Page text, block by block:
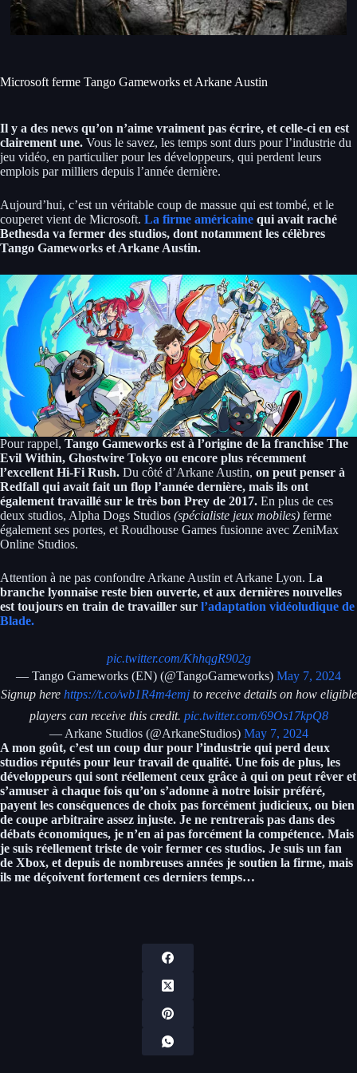
Microsoft ferme Tango Gameworks et Arkane Austin
Il y a des news qu’on n’aime vraiment pas écrire, et celle-ci en est
clairement une. Vous le savez, les temps sont durs pour l’industrie du
jeu vidéo, en particulier pour les développeurs, qui perdent leurs
emplois par milliers depuis l’année dernière.
Aujourd’hui, c’est un véritable coup de massue qui est tombé, et le
couperet vient de Microsoft. La firme américaine qui avait raché
Bethesda va fermer des studios, dont notamment les célèbres
Tango Gameworks et Arkane Austin.
Pour rappel, Tango Gameworks est à l’origine de la franchise The
Evil Within, Ghostwire Tokyo ou encore plus récemment
l’excellent Hi-Fi Rush. Du côté d’Arkane Austin, on peut penser à
Redfall qui avait fait un flop l’année dernière, mais ils ont
également travaillé sur le très bon Prey de 2017. En plus de ces
deux studios, Alpha Dogs Studios (spécialiste jeux mobiles) ferme
également ses portes, et Roudhouse Games fusionne avec ZeniMax
Online Studios.
Attention à ne pas confondre Arkane Austin et Arkane Lyon. La
branche lyonnaise reste bien ouverte, et aux dernières nouvelles
est toujours en train de travailler sur l’adaptation vidéoludique de
Blade.
pic.twitter.com/KhhqgR902g
— Tango Gameworks (EN) (@TangoGameworks) May 7, 2024
Signup here https://t.co/wb1R4m4emjto receive details on how eligible
players can receive this credit. pic.twitter.com/69Os17kpQ8
— Arkane Studios (@ArkaneStudios) May 7, 2024
A mon goût, c’est un coup dur pour l’industrie qui perd deux
studios réputés pour leur travail de qualité. Une fois de plus, les
développeurs qui sont réellement ceux grâce à qui on peut rêver et
s’amuser à chaque fois qu’on s’adonne à notre loisir préféré,
payent les conséquences de choix pas forcément judicieux, ou bien
de coupe arbitraire assez injuste. Je ne rentrerais pas dans des
débats économiques, je n’en ai pas forcément la compétence. Mais
je suis réellement triste de voir fermer ces studios. Je suis un fan
de Xbox, et depuis de nombreuses années je soutien la firme, mais
ils me déçoivent fortement ces derniers temps…